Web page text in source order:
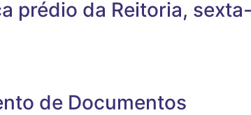
prédio da Reitoria,
de Documentos